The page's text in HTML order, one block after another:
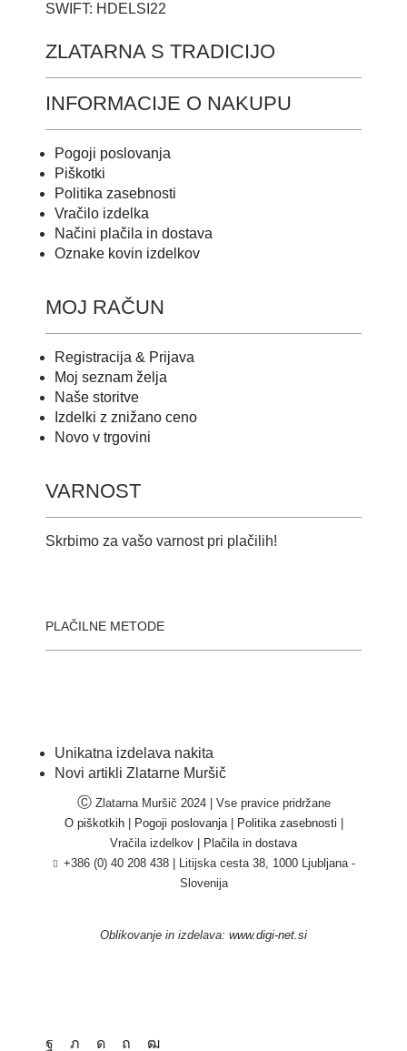
SWIFT: HDELSI22
ZLATARNA S TRADICIJO
INFORMACIJE O NAKUPU
Pogoji poslovanja
Piškotki
Politika zasebnosti
Vračilo izdelka
Načini plačila in dostava
Oznake kovin izdelkov
MOJ RAČUN
Registracija & Prijava
Moj seznam želja
Naše storitve
Izdelki z znižano ceno
Novo v trgovini
VARNOST
Skrbimo za vašo varnost pri plačilih!
PLAČILNE METODE
Unikatna izdelava nakita
Novi artikli Zlatarne Muršič
Ⓒ Zlatarna Muršič 2024 | Vse pravice pridržane
O piškotkih| Pogoji poslovanja| Politika zasebnosti
Vračila izdelkov |
Plačila in dostava
+386 (0) 40 208 438|
Litijska cesta 38, 1000 Ljubljana -
Slovenija
Oblikovanje in izdelava: www.digi-net.si